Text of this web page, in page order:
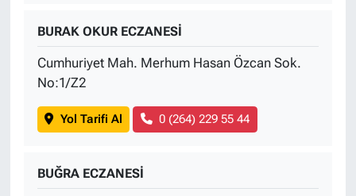
BURAK OKUR ECZANESİ
Cumhuriyet Mah. Merhum Hasan Özcan Sok.
No:1/Z2
Yol Tarifi Al 0 (264) 229 55 44
BUĞRA ECZANESİ